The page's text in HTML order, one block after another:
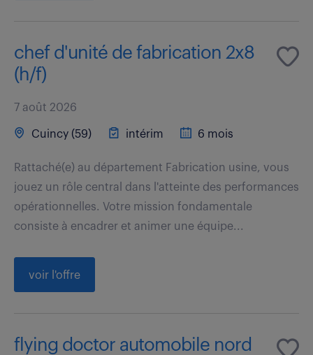
chef d'unité de fabrication 2x8
(h/f)
7 août 2026
Cuincy (59) intérim 6 mois
Rattaché(e) au département Fabrication usine, vous
jouez un rôle central dans l'atteinte des performances
opérationnelles. Votre mission fondamentale
consiste à encadrer et animer une équipe...
voir l'offre
flying doctor automobile nord